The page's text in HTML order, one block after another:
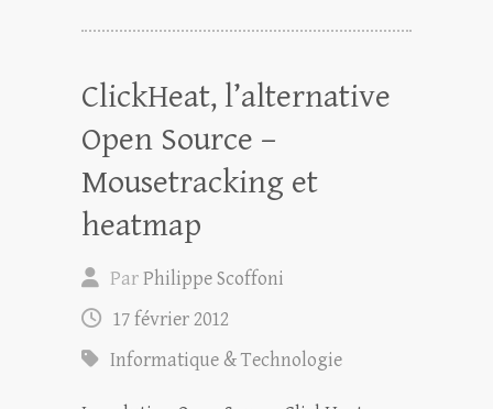
ClickHeat, l’alternative
Open Source –
Mousetracking et
heatmap
ParPhilippe Scoffoni
17 février 2012
Informatique & Technologie